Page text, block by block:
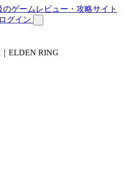
ログイン
ELDEN RING